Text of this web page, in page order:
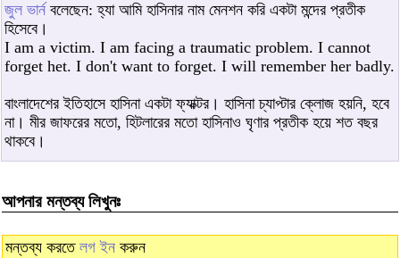
জুল ভার্ন বলেছেন: হ্যা আমি হাসিনার নাম মেনশন করি একটা মন্দের প্রতীক
হিসেবে।
I am a victim. I am facing a traumatic problem. I cannot
forget het. I don't want to forget. I will remember her badly.
বাংলাদেশের ইতিহাসে হাসিনা একটা ফ্যাক্টর। হাসিনা চ্যাপ্টার ক্লোজ হয়নি, হবে
না। মীর জাফরের মতো, হিটলারের মতো হাসিনাও ঘৃণার প্রতীক হয়ে শত বছর
থাকবে।
আপনার মন্তব্য লিখুনঃ
মন্তব্য করতে লগ ইন করুন